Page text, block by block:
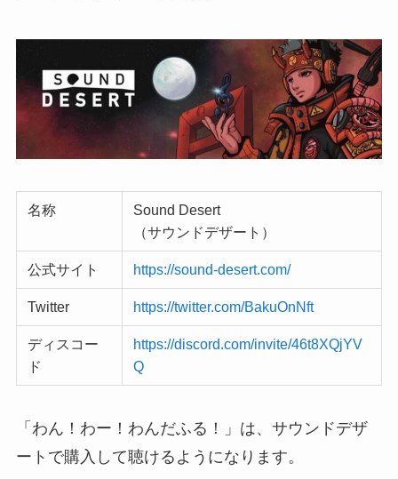
名称
Sound Desert
（サウンドデザート）
公式サイト https://sound-desert.com/
Twitter https://twitter.com/BakuOnNft
ディスコー
ド
https://discord.com/invite/46t8XQjYV
Q
「わん！わー！わんだふる！」は、サウンドデザ
ートで購入して聴けるようになります。